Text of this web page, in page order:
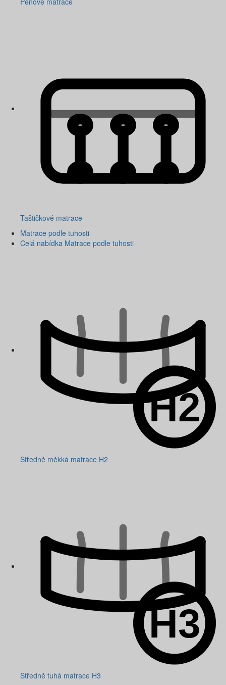
Taštičkové matrace
Matrace podle tuhosti
Celá nabídka Matrace podle tuhosti
Středně měkká matrace H2
Středně tuhá matrace H3